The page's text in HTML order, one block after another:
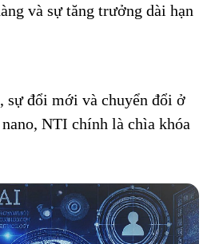
và sự tăng trưởng dài hạn
sự đổi mới và chuyển đổi ở
NTI chính là chìa khóa